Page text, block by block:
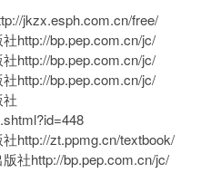
jkzx.esph.com.cn/free/
http://bp.pep.com.cn/jc/
http://bp.pep.com.cn/jc/
http://bp.pep.com.cn/jc/
http://zt.ppmg.cn/textbook/
社http://bp.pep.com.cn/jc/